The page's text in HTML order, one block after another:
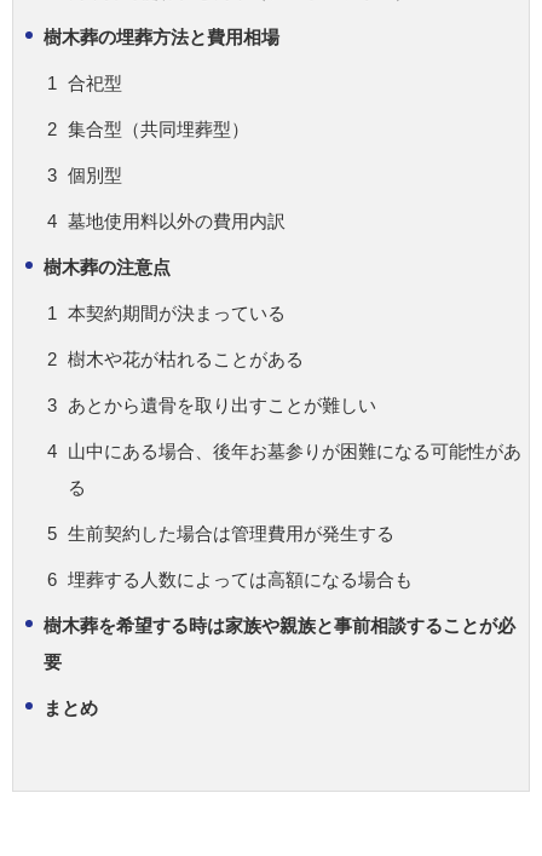
樹木葬の埋葬方法と費用相場
合祀型
集合型（共同埋葬型）
個別型
墓地使用料以外の費用内訳
樹木葬の注意点
本契約期間が決まっている
樹木や花が枯れることがある
あとから遺骨を取り出すことが難しい
山中にある場合、後年お墓参りが困難になる可能性があ
る
生前契約した場合は管理費用が発生する
埋葬する人数によっては高額になる場合も
樹木葬を希望する時は家族や親族と事前相談することが必
要
まとめ